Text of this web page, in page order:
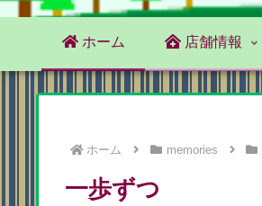
ホーム 店舗情報
ホーム memories
一歩ずつ